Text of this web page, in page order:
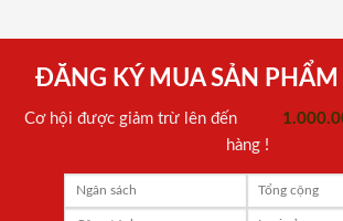
ĐĂNG KÝ MUA SẢN
Cơ hội được giảm trừ lên đến
hàng !